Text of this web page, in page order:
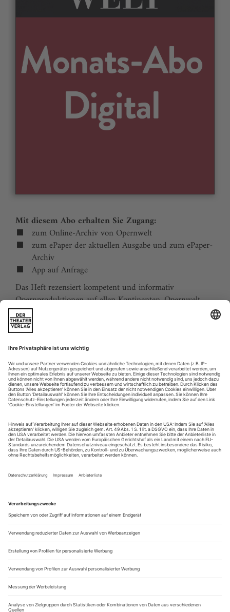
Mit diesem Abo erhalten Sie Zugang:
zum Online-Archiv von Opernwelt
zum ePaper der aktuellen Ausgabe und zum ePaper-
Archiv
App auf Anfrage
Das Heft rezensiert kompetent und informativ
Opernproduktionen auf allen Kontinenten. Opernwelt
zeigt die Welt hinter der Bühne, befragt die Macher und
verfolgt die Kulturpolitik. Große Themenblöcke
behandeln die Geschichte der Oper, bedeutende
Komponisten und die interessantesten Aspekte des
internationalen Musiklebens. Die Premierenvorschau
animiert zu Opernreisen in alle Welt.
Sie erhalten Zugang zum Online-Archiv von Opernwelt
und können sowohl das aktuelle ePaper als auch das
ePaper-Archiv über Ihren Account auf www.der-
theaterverlag.de einsehen. Zugang zur App auf Anfrage.
Das Abonnement hat eine Laufzeit von einem Monat und
verlängert sich jeweils um einen weiteren Monat, sofern
es nicht vom Kunden auf der Seite „Mein Konto/Meine
Bestellungen“ auf www.der-theaterverlag.de gekündigt
in Kraft.
Aus steuerlichen Gründen abweichende Preise für Käufe
außerhalb Deutschlands (Endpreis vor Auslösen der Bestellung
ersichtlich)
9,99 €